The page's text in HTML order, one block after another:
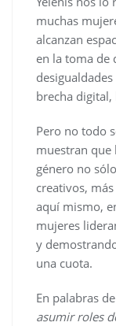
muchas
alcanzan
en la toma de
brecha
Pero no todo
muestran
género no
creativos,
aquí mismo,
mujeres
y
una cuota.
En palabras
asumir roles